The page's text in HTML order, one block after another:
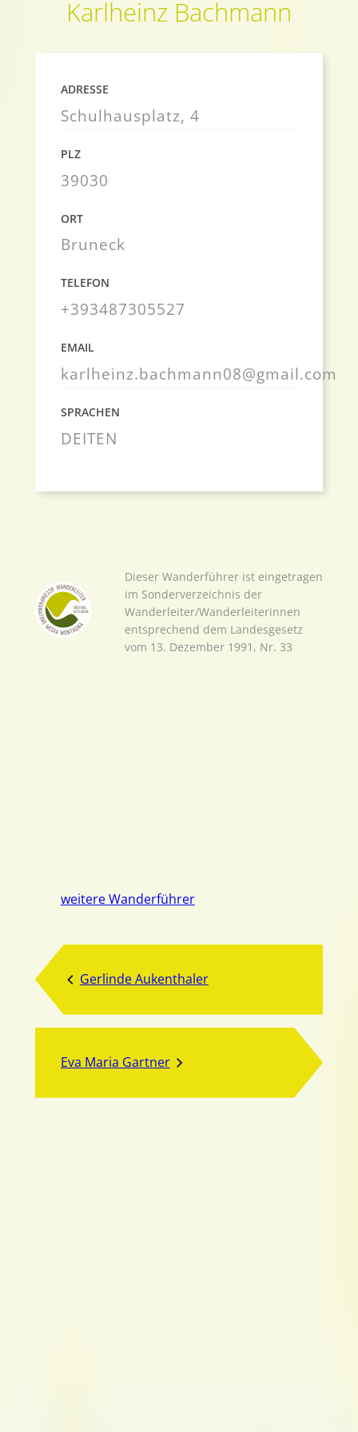
Karlheinz Bachmann
ADRESSE
Schulhausplatz, 4
PLZ
39030
ORT
Bruneck
TELEFON
+393487305527
EMAIL
karlheinz.bachmann08@gmail.com
SPRACHEN
DEITEN
Dieser Wanderführer ist eingetragen
im Sonderverzeichnis der
Wanderleiter/Wanderleiterinnen
entsprechend dem Landesgesetz
vom 13. Dezember 1991, Nr. 33
Gerlinde Aukenthaler
weitere Wanderführer
Eva Maria Gartner